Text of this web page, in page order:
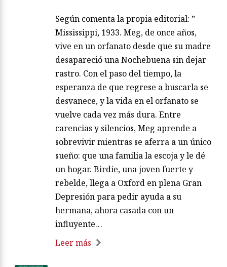
Según comenta la propia editorial: ”
Mississippi, 1933. Meg, de once años,
vive en un orfanato desde que su madre
desapareció una Nochebuena sin dejar
rastro. Con el paso del tiempo, la
esperanza de que regrese a buscarla se
desvanece, y la vida en el orfanato se
vuelve cada vez más dura. Entre
carencias y silencios, Meg aprende a
sobrevivir mientras se aferra a un único
sueño: que una familia la escoja y le dé
un hogar. Birdie, una joven fuerte y
rebelde, llega a Oxford en plena Gran
Depresión para pedir ayuda a su
hermana, ahora casada con un
influyente…
Leer más